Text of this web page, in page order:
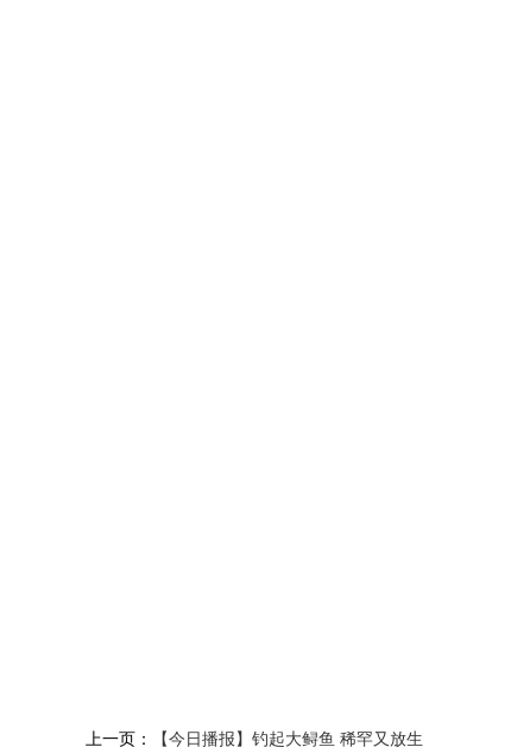
上一页： 【今日播报】钓起大鲟鱼 稀罕又放生